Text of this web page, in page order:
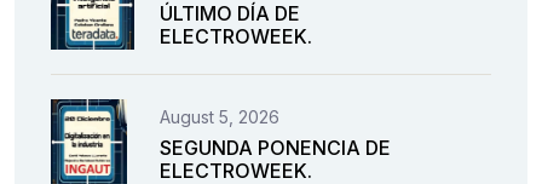
ÚLTIMO DÍA DE
ELECTROWEEK.
August 5, 2026
SEGUNDA PONENCIA DE
ELECTROWEEK.